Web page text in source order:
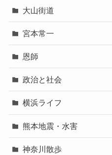
大山街道
宮本常一
恩師
政治と社会
横浜ライフ
熊本地震・水害
神奈川散歩